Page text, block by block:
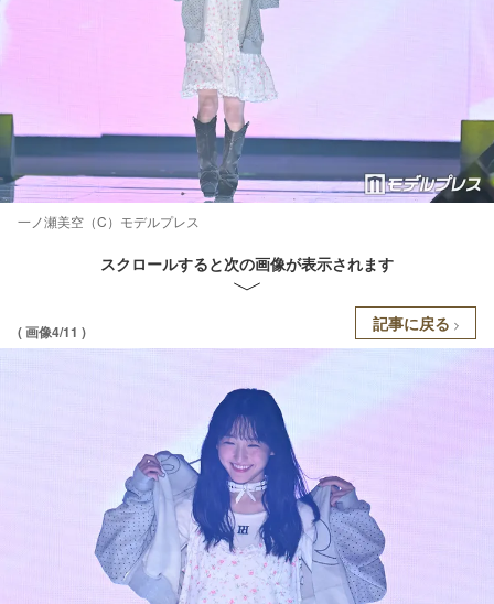
一ノ瀬美空（C）モデルプレス
スクロールすると次の画像が表示されます
( 画像4/11 ) 記事に戻る